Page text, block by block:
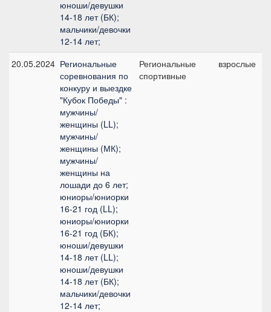
юноши/девушки
14-18 лет (БК);
мальчики/девочки
12-14 лет;
20.05.2024 Региональные
соревнования по
конкуру и выездке
"Кубок Победы" :
мужчины/
женщины (LL);
мужчины/
женщины (МК);
мужчины/
женщины на
лошади до 6 лет;
юниоры/юниорки
16-21 год (LL);
юниоры/юниорки
16-21 год (БК);
юноши/девушки
14-18 лет (LL);
юноши/девушки
14-18 лет (БК);
мальчики/девочки
12-14 лет;
Региональные
спортивные
взрослые